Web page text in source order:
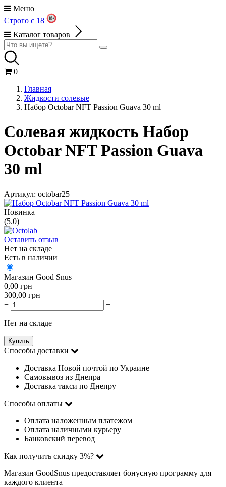
Меню
Строго с 18
Каталог товаров
0
Главная
Жидкости солевые
Набор Octobar NFT Passion Guava 30 ml
Солевая жидкость Набор
Octobar NFT Passion Guava
30 ml
Артикул: octobar25
Новинка
(5.0)
Оставить отзыв
Нет на складе
Есть в наличии
Магазин Good Snus
0,00 грн
300,00 грн
−
+
Нет на складе
Купить
Способы доставки
Доставка Новой почтой по Украине
Самовывоз из Днепра
Доставка такси по Днепру
Способы оплаты
Оплата наложенным платежом
Оплата наличными курьеру
Банковский перевод
Как получить скидку 3%?
Магазин GoodSnus предоставляет бонусную программу для
каждого клиента